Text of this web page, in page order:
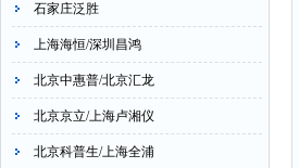
石家庄泛胜
上海海恒/深圳昌鸿
北京中惠普/北京汇龙
北京京立/上海卢湘仪
北京科普生/上海全浦